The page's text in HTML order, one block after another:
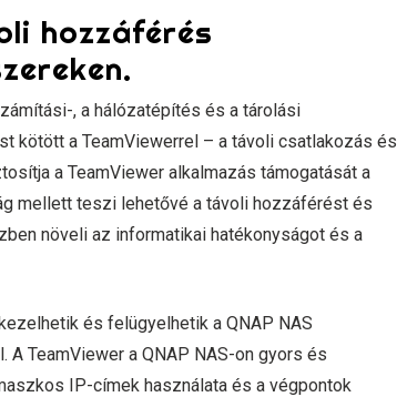
hozzáférés
, a hálózatépítés és a tárolási
kötött a TeamViewerrel – a távoli csatlakozás és
a TeamViewer alkalmazás támogatását a
mellett teszi lehetővé a távoli hozzáférést és
növeli az informatikai hatékonyságot és a
és felügyelhetik a QNAP NAS
TeamViewer a QNAP NAS-on gyors és
IP-címek használata és a végpontok